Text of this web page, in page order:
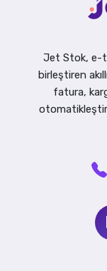
Jet Stok, e-
birleştiren
fatura,